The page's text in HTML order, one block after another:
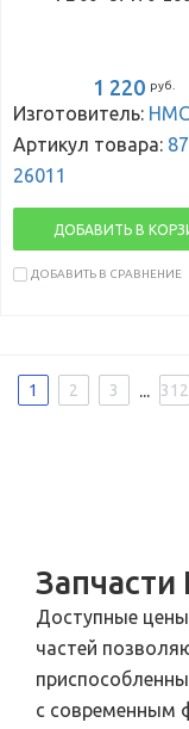
1 220 руб.
Изготовитель: HMC
Артикул товара:
26011
ДОБАВИТЬ В
ДОБАВИТЬ В СРАВНЕНИЕ
1 2 3 ... 312
Запчасти
Доступные
частей
с современным